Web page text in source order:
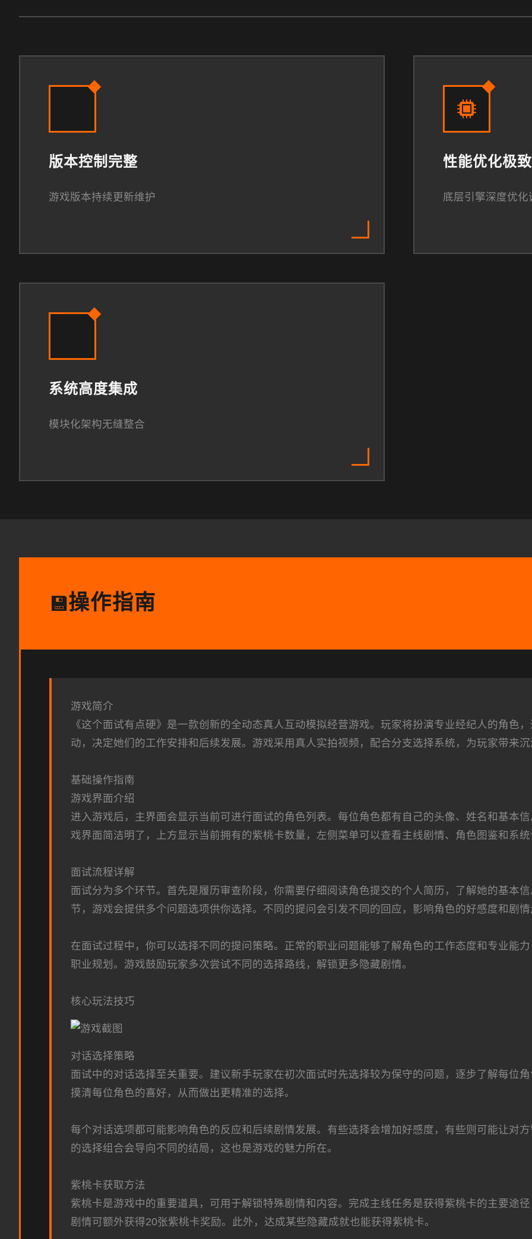
版本控制完整
游戏版本持续更新维护
性能优化极致
底层引擎深度优化
系统高度集成
模块化架构无缝整合
💾操作指南
游戏简介
《这个面试有点硬》是一款创新的全动态真人互动模拟经营游戏。玩家将扮演专业经纪人的角色
动，决定她们的工作安排和后续发展。游戏采用真人实拍视频，配合分支选择系统，为玩家带来
基础操作指南
游戏界面介绍
进入游戏后，主界面会显示当前可进行面试的角色列表。每位角色都有自己的头像、姓名和基本
戏界面简洁明了，上方显示当前拥有的紫桃卡数量，左侧菜单可以查看主线剧情、角色图鉴和系
面试流程详解
面试分为多个环节。首先是履历审查阶段，你需要仔细阅读角色提交的个人简历，了解她的基本
节，游戏会提供多个问题选项供你选择。不同的提问会引发不同的回应，影响角色的好感度和剧
在面试过程中，你可以选择不同的提问策略。正常的职业问题能够了解角色的工作态度和专业能
职业规划。游戏鼓励玩家多次尝试不同的选择路线，解锁更多隐藏剧情。
核心玩法技巧
对话选择策略
面试中的对话选择至关重要。建议新手玩家在初次面试时先选择较为保守的问题，逐步了解每位
摸清每位角色的喜好，从而做出更精准的选择。
每个对话选项都可能影响角色的反应和后续剧情发展。有些选择会增加好感度，有些则可能让对
的选择组合会导向不同的结局，这也是游戏的魅力所在。
紫桃卡获取方法
紫桃卡是游戏中的重要道具，可用于解锁特殊剧情和内容。完成主线任务是获得紫桃卡的主要途
剧情可额外获得20张紫桃卡奖励。此外，达成某些隐藏成就也能获得紫桃卡。